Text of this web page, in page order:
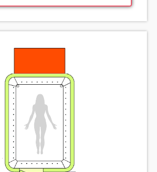
номер
— ответим